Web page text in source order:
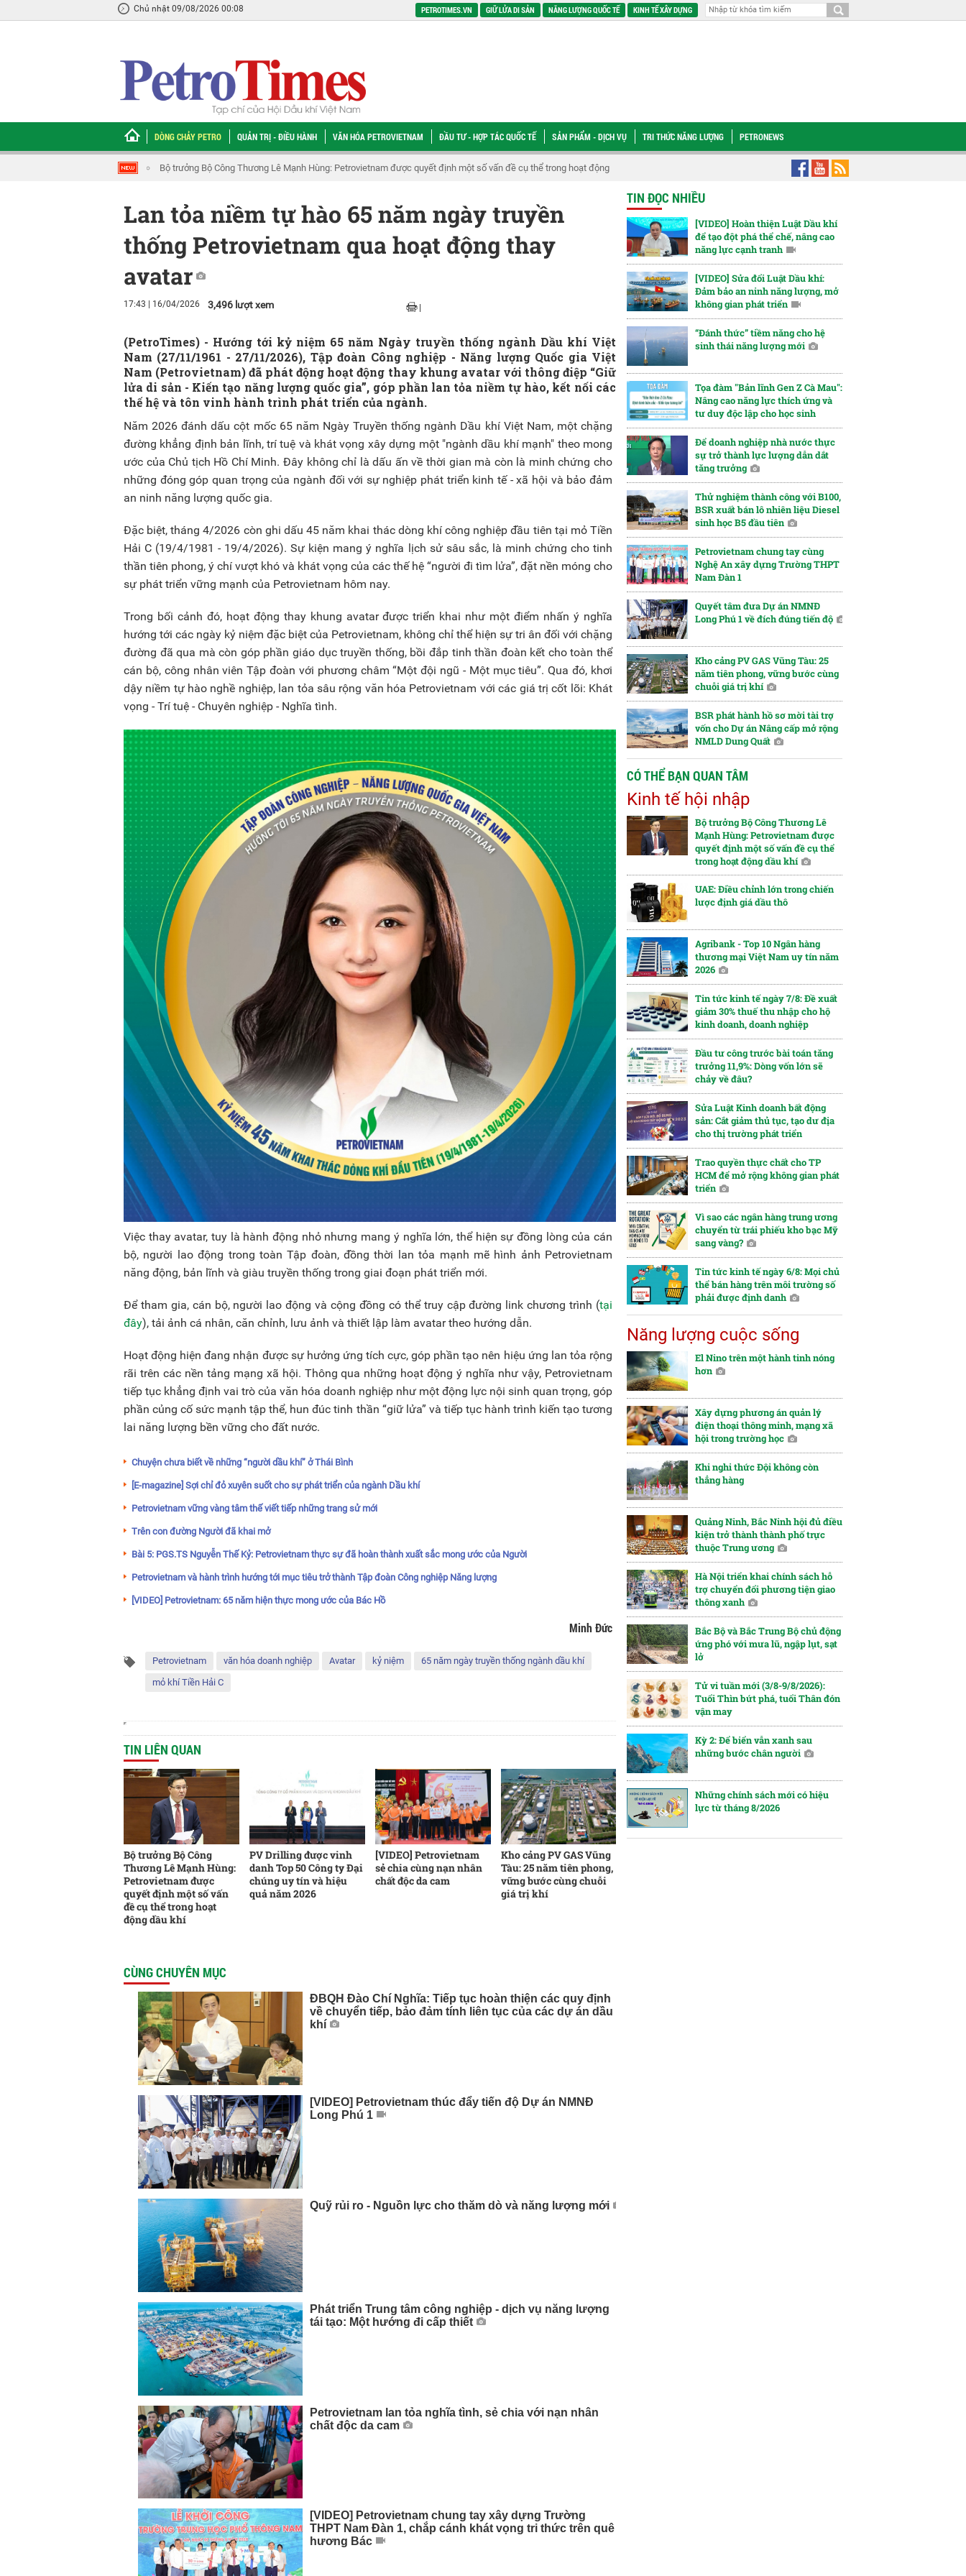
Chủ nhật 09/08/2026 00:08 PETROTIMES.VN GIỮ LỬA DI SẢN NĂNG LƯỢNG QUỐC TẾ KINH TẾ XÂY DỰNG
DÒNG CHẢY PETRO QUẢN TRỊ - ĐIỀU HÀNH VĂN HÓA PETROVIETNAM ĐẦU TƯ - HỢP TÁC QUỐC TẾ SẢN PHẨM - DỊCH VỤ TRI THỨC NĂNG LƯỢNG PETRONEWS
ĐBQH Đào Chí Nghĩa: Tiếp tục hoàn thiện các quy định về chuyển tiếp, bảo đảm tính liên tục của các dự án dầu khí [VIDEO] Petrovietnam sẻ chia cùng nạn nhân chất độc da cam
Lan tỏa niềm tự hào 65 năm ngày truyền
thống Petrovietnam qua hoạt động thay
avatar
17:43 | 16/04/2026 3,496 lượt xem |
(PetroTimes) - Hướng tới kỷ niệm 65 năm Ngày truyền thống ngành Dầu khí Việt
Nam (27/11/1961 - 27/11/2026), Tập đoàn Công nghiệp - Năng lượng Quốc gia Việt
Nam (Petrovietnam) đã phát động hoạt động thay khung avatar với thông điệp “Giữ
lửa di sản - Kiến tạo năng lượng quốc gia”, góp phần lan tỏa niềm tự hào, kết nối các
thế hệ và tôn vinh hành trình phát triển của ngành.
Năm 2026 đánh dấu cột mốc 65 năm Ngày Truyền thống ngành Dầu khí Việt Nam, một chặng
đường khẳng định bản lĩnh, trí tuệ và khát vọng xây dựng một "ngành dầu khí mạnh" theo mong
ước của Chủ tịch Hồ Chí Minh. Đây không chỉ là dấu ấn về thời gian mà còn là minh chứng cho
những đóng góp quan trọng của ngành đối với sự nghiệp phát triển kinh tế - xã hội và bảo đảm
an ninh năng lượng quốc gia.
Đặc biệt, tháng 4/2026 còn ghi dấu 45 năm khai thác dòng khí công nghiệp đầu tiên tại mỏ Tiền
Hải C (19/4/1981 - 19/4/2026). Sự kiện mang ý nghĩa lịch sử sâu sắc, là minh chứng cho tinh
thần tiên phong, ý chí vượt khó và khát vọng của các thế hệ “người đi tìm lửa”, đặt nền móng cho
sự phát triển vững mạnh của Petrovietnam hôm nay.
Trong bối cảnh đó, hoạt động thay khung avatar được triển khai như một điểm nhấn ý nghĩa
hướng tới các ngày kỷ niệm đặc biệt của Petrovietnam, không chỉ thể hiện sự tri ân đối với chặng
đường đã qua mà còn góp phần giáo dục truyền thống, bồi đắp tinh thần đoàn kết cho toàn thể
cán bộ, công nhân viên Tập đoàn với phương châm “Một đội ngũ - Một mục tiêu”. Qua đó, khơi
dậy niềm tự hào nghề nghiệp, lan tỏa sâu rộng văn hóa Petrovietnam với các giá trị cốt lõi: Khát
vọng - Trí tuệ - Chuyên nghiệp - Nghĩa tình.
Việc thay avatar, tuy là hành động nhỏ nhưng mang ý nghĩa lớn, thể hiện sự đồng lòng của cán
bộ, người lao động trong toàn Tập đoàn, đồng thời lan tỏa mạnh mẽ hình ảnh Petrovietnam
năng động, bản lĩnh và giàu truyền thống trong giai đoạn phát triển mới.
Để tham gia, cán bộ, người lao động và cộng đồng có thể truy cập đường link chương trình (tại
đây), tải ảnh cá nhân, căn chỉnh, lưu ảnh và thiết lập làm avatar theo hướng dẫn.
Hoạt động hiện đang nhận được sự hưởng ứng tích cực, góp phần tạo nên hiệu ứng lan tỏa rộng
rãi trên các nền tảng mạng xã hội. Thông qua những hoạt động ý nghĩa như vậy, Petrovietnam
tiếp tục khẳng định vai trò của văn hóa doanh nghiệp như một động lực nội sinh quan trọng, góp
phần củng cố sức mạnh tập thể, hun đúc tinh thần “giữ lửa” và tiếp tục hành trình kiến tạo tương
lai năng lượng bền vững cho đất nước.
Chuyện chưa biết về những “người dầu khí” ở Thái Bình
[E-magazine] Sợi chỉ đỏ xuyên suốt cho sự phát triển của ngành Dầu khí
Petrovietnam vững vàng tâm thế viết tiếp những trang sử mới
Trên con đường Người đã khai mở
Bài 5: PGS.TS Nguyễn Thế Kỷ: Petrovietnam thực sự đã hoàn thành xuất sắc mong ước của Người
Petrovietnam và hành trình hướng tới mục tiêu trở thành Tập đoàn Công nghiệp Năng lượng
[VIDEO] Petrovietnam: 65 năm hiện thực mong ước của Bác Hồ
Minh Đức
Petrovietnam văn hóa doanh nghiệp Avatar kỷ niệm
65 năm ngày truyền thống ngành dầu khí
mỏ khí Tiền Hải C
TIN LIÊN QUAN
Bộ trưởng Bộ Công
Thương Lê Mạnh Hùng:
Petrovietnam được
quyết định một số vấn
đề cụ thể trong hoạt
động dầu khí
PV Drilling được vinh
danh Top 50 Công ty Đại
chúng uy tín và hiệu
quả năm 2026
[VIDEO] Petrovietnam
sẻ chia cùng nạn nhân
chất độc da cam
Kho cảng PV GAS Vũng
Tàu: 25 năm tiên phong,
vững bước cùng chuỗi
giá trị khí
CÙNG CHUYÊN MỤC
ĐBQH Đào Chí Nghĩa: Tiếp tục hoàn thiện các quy định
về chuyển tiếp, bảo đảm tính liên tục của các dự án dầu
khí
[VIDEO] Petrovietnam thúc đẩy tiến độ Dự án NMNĐ
Long Phú 1
Quỹ rủi ro - Nguồn lực cho thăm dò và năng lượng mới
Phát triển Trung tâm công nghiệp - dịch vụ năng lượng
tái tạo: Một hướng đi cấp thiết
Petrovietnam lan tỏa nghĩa tình, sẻ chia với nạn nhân
chất độc da cam
[VIDEO] Petrovietnam chung tay xây dựng Trường
THPT Nam Đàn 1, chắp cánh khát vọng tri thức trên quê
hương Bác
TIN ĐỌC NHIỀU
[VIDEO] Hoàn thiện Luật Dầu khí
để tạo đột phá thể chế, nâng cao
năng lực cạnh tranh
[VIDEO] Sửa đổi Luật Dầu khí:
Đảm bảo an ninh năng lượng, mở
không gian phát triển
“Đánh thức” tiềm năng cho hệ
sinh thái năng lượng mới
Tọa đàm "Bản lĩnh Gen Z Cà Mau":
Nâng cao năng lực thích ứng và
tư duy độc lập cho học sinh
Để doanh nghiệp nhà nước thực
sự trở thành lực lượng dẫn dắt
tăng trưởng
Thử nghiệm thành công với B100,
BSR xuất bán lô nhiên liệu Diesel
sinh học B5 đầu tiên
Petrovietnam chung tay cùng
Nghệ An xây dựng Trường THPT
Nam Đàn 1
Quyết tâm đưa Dự án NMNĐ
Long Phú 1 về đích đúng tiến độ
Kho cảng PV GAS Vũng Tàu: 25
năm tiên phong, vững bước cùng
chuỗi giá trị khí
BSR phát hành hồ sơ mời tài trợ
vốn cho Dự án Nâng cấp mở rộng
NMLD Dung Quất
CÓ THỂ BẠN QUAN TÂM
Kinh tế hội nhập
Bộ trưởng Bộ Công Thương Lê
Mạnh Hùng: Petrovietnam được
quyết định một số vấn đề cụ thể
trong hoạt động dầu khí
UAE: Điều chỉnh lớn trong chiến
lược định giá dầu thô
Agribank - Top 10 Ngân hàng
thương mại Việt Nam uy tín năm
2026
Tin tức kinh tế ngày 7/8: Đề xuất
giảm 30% thuế thu nhập cho hộ
kinh doanh, doanh nghiệp
Đầu tư công trước bài toán tăng
trưởng 11,9%: Dòng vốn lớn sẽ
chảy về đâu?
Sửa Luật Kinh doanh bất động
sản: Cắt giảm thủ tục, tạo dư địa
cho thị trường phát triển
Trao quyền thực chất cho TP
HCM để mở rộng không gian phát
triển
Vì sao các ngân hàng trung ương
chuyển từ trái phiếu kho bạc Mỹ
sang vàng?
Tin tức kinh tế ngày 6/8: Mọi chủ
thể bán hàng trên môi trường số
phải được định danh
Năng lượng cuộc sống
El Nino trên một hành tinh nóng
hơn
Xây dựng phương án quản lý
điện thoại thông minh, mạng xã
hội trong trường học
Khi nghi thức Đội không còn
thẳng hàng
Quảng Ninh, Bắc Ninh hội đủ điều
kiện trở thành thành phố trực
thuộc Trung ương
Hà Nội triển khai chính sách hỗ
trợ chuyển đổi phương tiện giao
thông xanh
Bắc Bộ và Bắc Trung Bộ chủ động
ứng phó với mưa lũ, ngập lụt, sạt
lở
Tử vi tuần mới (3/8-9/8/2026):
Tuổi Thìn bứt phá, tuổi Thân đón
vận may
Kỳ 2: Để biển vẫn xanh sau
những bước chân người
Những chính sách mới có hiệu
lực từ tháng 8/2026